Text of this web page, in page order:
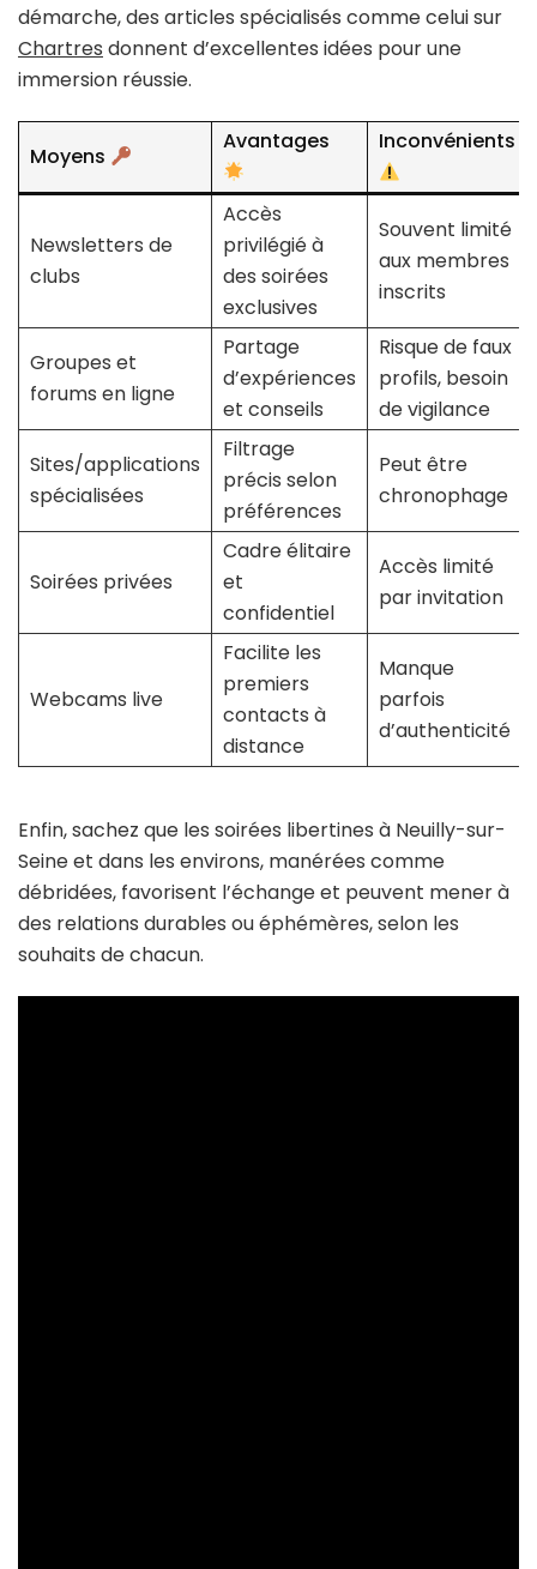
démarche, des articles spécialisés comme celui sur
Chartres donnent d’excellentes idées pour une
immersion réussie.
Moyens
Avantages Inconvénients
Newsletters de
clubs
Accès
privilégié à
des soirées
exclusives
Souvent limité
aux membres
inscrits
Groupes et
forums en ligne
Partage
d’expériences
et conseils
Risque de faux
profils, besoin
de vigilance
Sites/applications
spécialisées
Filtrage
précis selon
préférences
Peut être
chronophage
Soirées privées
Cadre élitaire
et
confidentiel
Accès limité
par invitation
Webcams live
Facilite les
premiers
contacts à
distance
Manque
parfois
d’authenticité
Enfin, sachez que les soirées libertines à Neuilly-sur-
Seine et dans les environs, manérées comme
débridées, favorisent l’échange et peuvent mener à
des relations durables ou éphémères, selon les
souhaits de chacun.